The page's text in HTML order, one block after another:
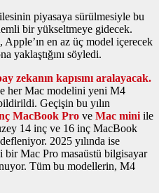
piyasaya sürülmesiyle bu
bir yükseltmeye gidecek.
en az üç model içerecek
yaklaştığını söyledi.
zekanın kapısını aralayacak.
her Mac modelini yeni M4
Geçişin bu yılın
MacBook Pro ve Mac miniile
14 inç ve 16 inç MacBook
2025 yılında ise
Mac Pro masaüstü bilgisayar
Tüm bu modellerin, M4